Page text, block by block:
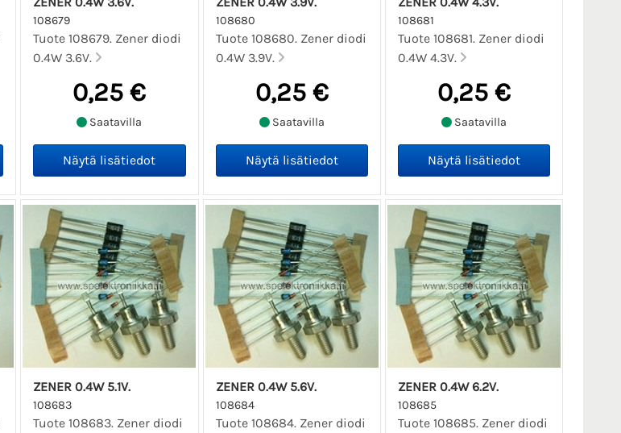
108679
Tuote 108679. Zener diodi
0.4W 3.6V.
0,25 €
Saatavilla
108680
Tuote 108680. Zener diodi
0.4W 3.9V.
0,25 €
Saatavilla
108681
Tuote 108681. Zener diodi
0.4W 4.3V.
0,25 €
Saatavilla
ZENER 0.4W 5.1V.
108683
Tuote 108683. Zener diodi
ZENER 0.4W 5.6V.
108684
Tuote 108684. Zener diodi
ZENER 0.4W 6.2V.
108685
Tuote 108685. Zener diodi